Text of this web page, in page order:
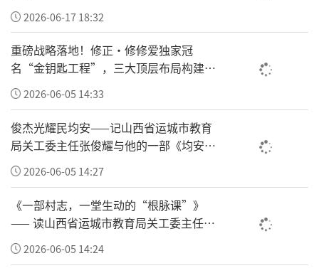
2026中国品牌出海·环球行（越南站）活动现场
在共建“一带一路”倡议与品牌强国战略全面落
地的背景下，新质生产力正加速推动中国品牌全球
中国品牌深耕东盟的战略支点。本次活动聚焦跨境
医疗与产业联动，旨在搭建中越医疗健康产业的务
实合作平台，推动中国品牌在医疗领域的创新成果
落地越南、辐射东盟，为双边经贸合作注入新动
能。
2026-06-17 18:32
重磅战略落地！修正•修修爱独家冠
名“金钥匙工程”，三大顶层布局构建全
国一老一小安全防护新体系
2026-06-05 14:33
俊杰光耀民均安——记山西省运城市教育
局关工委主任张俊耀与他的一部《均安村
志》2026-06-05 14:27
《一部村志，一堂生动的“根脉课”》
—— 读山西省运城市教育局关工委主任张
俊耀主编的《均安村志》有感
2026-06-05 14:24